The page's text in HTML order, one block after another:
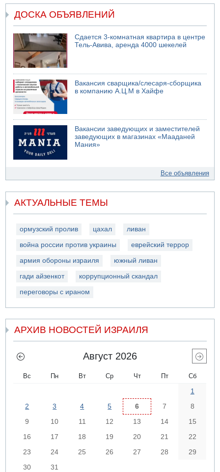
ДОСКА ОБЪЯВЛЕНИЙ
Сдается 3-комнатная квартира в центре
Тель-Авива, аренда 4000 шекелей
Вакансия сварщика/слесаря-сборщика
в компанию А.Ц.М в Хайфе
Вакансии заведующих и заместителей
заведующих в магазинах «Мааданей
Мания»
Все объявления
АКТУАЛЬНЫЕ ТЕМЫ
ормузский пролив цахал ливан
война россии против украины еврейский террор
армия обороны израиля южный ливан
гади айзенкот коррупционный скандал
переговоры с ираном
АРХИВ НОВОСТЕЙ ИЗРАИЛЯ
Август 2026
Вс Пн Вт Ср Чт Пт Сб
1
2
3 4 5 6 7
8
9
10 11 12 13 14
15
16
17 18 19 20 21
22
23
24 25 26 27 28
29
30
31